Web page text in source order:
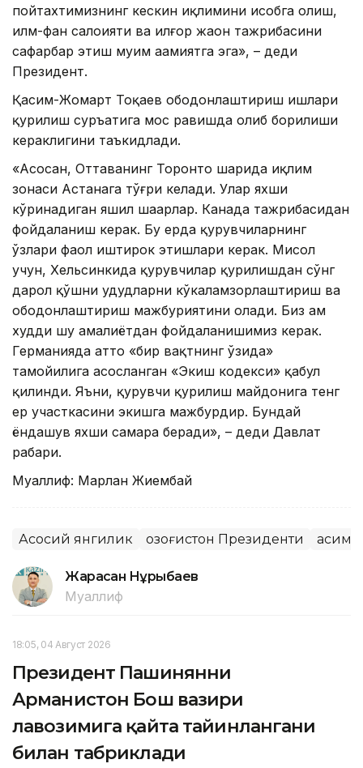
пойтахтимизнинг кескин иқлимини ҳисобга олиш,
илм-фан салоҳияти ва илғор жаҳон тажрибасини
сафарбар этиш муҳим аҳамиятга эга», – деди
Президент.
Қасим-Жомарт Тоқаев ободонлаштириш ишлари
қурилиш суръатига мос равишда олиб борилиши
кераклигини таъкидлади.
«Асосан, Оттаванинг Торонто шаҳрида иқлим
зонаси Астанага тўғри келади. Улар яхши
кўринадиган яшил шаҳарлар. Канада тажрибасидан
фойдаланиш керак. Бу ерда қурувчиларнинг
ўзлари фаол иштирок этишлари керак. Мисол
учун, Хельсинкида қурувчилар қурилишдан сўнг
дарҳол қўшни ҳудудларни кўкаламзорлаштириш ва
ободонлаштириш мажбуриятини олади. Биз ҳам
худди шу амалиётдан фойдаланишимиз керак.
Германияда ҳатто «бир вақтнинг ўзида»
тамойилига асосланган «Экиш кодекси» қабул
қилинди. Яъни, қурувчи қурилиш майдонига тенг
ер участкасини экишга мажбурдир. Бундай
ёндашув яхши самара беради», – деди Давлат
раҳбари.
Муаллиф: Марлан Жиембай
Асосий янгилик Қозоғистон Президенти
Жарасқан Нұрыбаев
Муаллиф
18:05, 04 Август 2026
Президент Пашинянни
Арманистон Бош вазири
лавозимига қайта тайинлангани
билан табриклади